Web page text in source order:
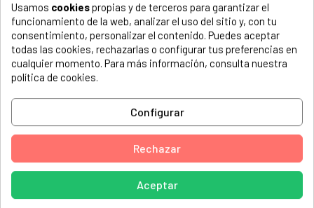
Tapa luz campana Teka C610, C620. Medidas 480 mm x 60
mm. Válido para lámpara de 40W máximo.
KUPPERSBUSCH, EDIP606W
TEKA, C-620
TEKA, C-920
Usamos cookiespropias y de terceros para garantizar el
funcionamiento de la web, analizar el uso del sitio y, con tu
consentimiento, personalizar el contenido. Puedes aceptar
todas las cookies, rechazarlas o configurar tus preferencias en
cualquier momento. Para más información, consulta nuestra
política de cookies.
Configurar
Rechazar
Aceptar